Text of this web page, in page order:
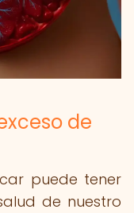
de
puede tener
de nuestro